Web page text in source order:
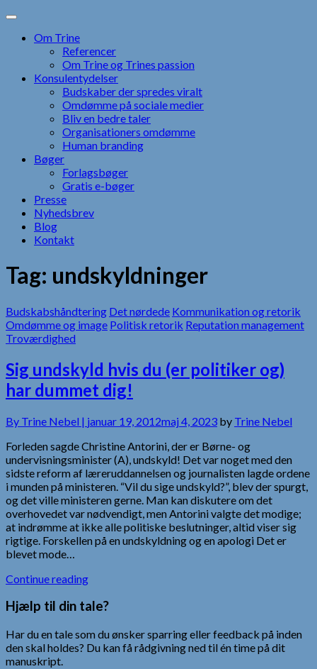
Skip
contentOm Trine
Referencer
Om Trine og Trines passion
Konsulentydelser
Budskaber der spredes viralt
Omdømme på sociale medier
Bliv en bedre taler
Organisationers omdømme
Human branding
Bøger
Forlagsbøger
Gratis e-bøger
Presse
Nyhedsbrev
Blog
Kontakt
Tag: undskyldninger
Budskabshåndtering Det nørdede Kommunikation og retorik
Omdømme og image Politisk retorik Reputation management
Troværdighed
Sig undskyld hvis du (er politiker og)
har dummet dig!
By Trine Nebel | januar 19, 2012maj 4, 2023 by Trine Nebel
Forleden sagde Christine Antorini, der er Børne- og
undervisningsminister (A), undskyld! Det var noget med den
sidste reform af læreruddannelsen og journalisten lagde ordene
i munden på ministeren. “Vil du sige undskyld?”, blev der spurgt,
og det ville ministeren gerne. Man kan diskutere om det
overhovedet var nødvendigt, men Antorini valgte det modige;
at indrømme at ikke alle politiske beslutninger, altid viser sig
rigtige. Forskellen på en undskyldning og en apologi Det er
blevet mode…
Continue reading
Hjælp til din tale?
Har du en tale som du ønsker sparring eller feedback på inden
den skal holdes? Du kan få rådgivning ned til én time på dit
manuskript.